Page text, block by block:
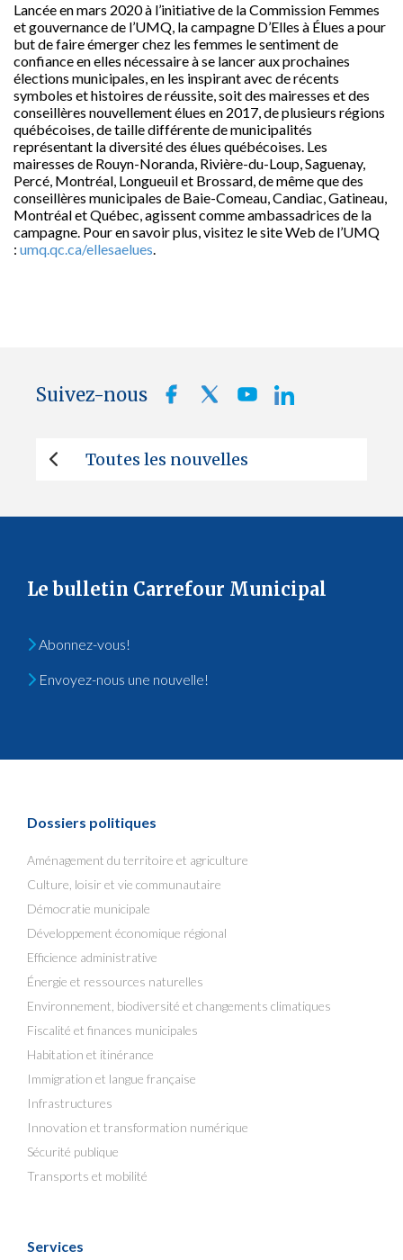
Lancée en mars 2020 à l’initiative de la Commission Femmes
et gouvernance de l’UMQ, la campagne D’Elles à Élues a pour
but de faire émerger chez les femmes le sentiment de
confiance en elles nécessaire à se lancer aux prochaines
élections municipales, en les inspirant avec de récents
symboles et histoires de réussite, soit des mairesses et des
conseillères nouvellement élues en 2017, de plusieurs régions
québécoises, de taille différente de municipalités
représentant la diversité des élues québécoises. Les
mairesses de Rouyn-Noranda, Rivière-du-Loup, Saguenay,
Percé, Montréal, Longueuil et Brossard, de même que des
conseillères municipales de Baie-Comeau, Candiac, Gatineau,
Montréal et Québec, agissent comme ambassadrices de la
campagne. Pour en savoir plus, visitez le site Web de l’UMQ
: umq.qc.ca/ellesaelues.
Suivez-nous
Toutes les nouvelles
Le bulletin Carrefour Municipal
Abonnez-vous!
Envoyez-nous une nouvelle!
Dossiers politiques
Aménagement du territoire et agriculture
Culture, loisir et vie communautaire
Démocratie municipale
Développement économique régional
Efficience administrative
Énergie et ressources naturelles
Environnement, biodiversité et changements climatiques
Fiscalité et finances municipales
Habitation et itinérance
Immigration et langue française
Infrastructures
Innovation et transformation numérique
Sécurité publique
Transports et mobilité
Services